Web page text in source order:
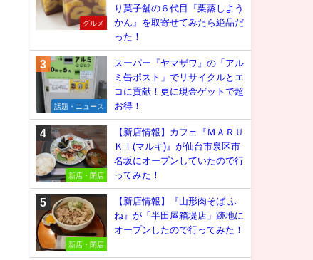
グルメ
り菓子舗の６代目『栗蒸しよう
かん』を取寄せてみたら絶品だ
った！
話題・ニュース
スーパー『ヤマザワ』の「アル
ミ缶ポスト」でリサイクルとエ
コに貢献！更に現金ゲットで超
お得！
新店・閉店
【新店情報】カフェ『ＭＡＲＵ
ＫＩ(マルキ)』が仙台市泉区市
名坂にオープンしていたので行
ってみた！
新店・閉店
【新店情報】『山形肉そば ふ
ね』が「半田屋箱堤店」跡地に
オープンしたので行ってみた！